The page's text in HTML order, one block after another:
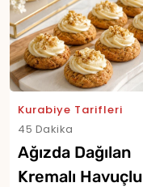
Kurabiye Tarifleri
45 Dakika
Ağızda Dağılan
Kremalı Havuçlu